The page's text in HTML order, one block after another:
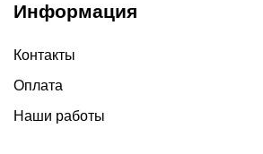
Информация
Контакты
Оплата
Наши работы